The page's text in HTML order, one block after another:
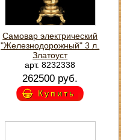
Самовар электрический
"Железнодорожный" 3 л.
Златоуст
арт. 8232338
262500 руб.
Купить